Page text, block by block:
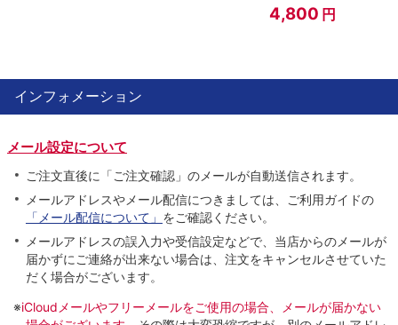
4,800 円
インフォメーション
メール設定について
ご注文直後に「ご注文確認」のメールが自動送信されます。
メールアドレスやメール配信につきましては、ご利用ガイドの
「メール配信について」 をご確認ください。
メールアドレスの誤入力や受信設定などで、当店からのメールが
届かずにご連絡が出来ない場合は、注文をキャンセルさせていた
だく場合がございます。
※iCloudメールやフリーメールをご使用の場合、メールが届かない